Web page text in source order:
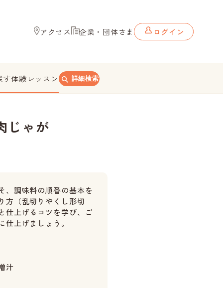
アクセス 企業・団体さま ログイン
す体験レッスン 詳細検索
じゃが
、調味料の順番の基本を
方（乱切りやくし形切
仕上げるコツを学び、ご
上げましょう。
汁